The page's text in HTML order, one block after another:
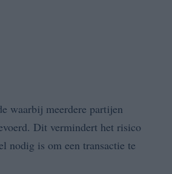
waarbij meerdere partijen
Dit vermindert het risico
nodig is om een transactie te